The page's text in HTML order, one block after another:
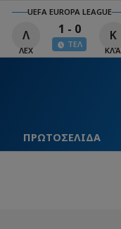
UEFA EUROPA LEAGUE
Λ
ΛΕΧ
1 - 0
ΤΕΛ
Κ
ΚΛΆ
ΠΡΩΤΟΣΕΛΙΔΑ